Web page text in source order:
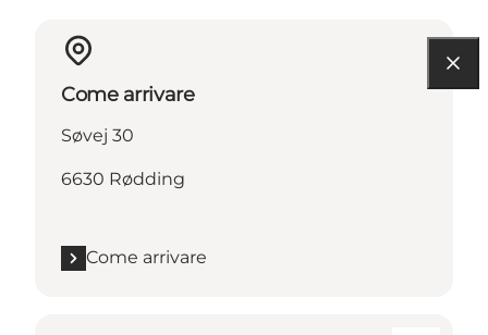
Come arrivare
Søvej 30
6630 Rødding
Come arrivare